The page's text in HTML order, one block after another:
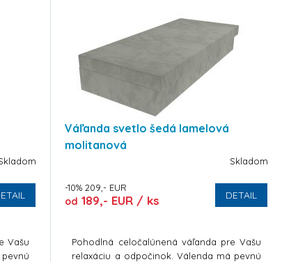
Vašu
Váľanda svetlo šedá lamelová
molitanová
Skladom
-10% 209,- EUR
od 189,- EUR / ks DETAIL
Pohodlná celočalúnená váľanda pre Vašu
relaxáciu a odpočinok. Válenda má pevnú